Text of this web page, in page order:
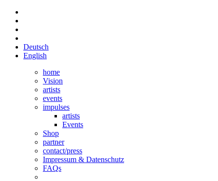
Deutsch
English
home
Vision
artists
events
impulses
artists
Events
Shop
partner
contact/press
Impressum & Datenschutz
FAQs